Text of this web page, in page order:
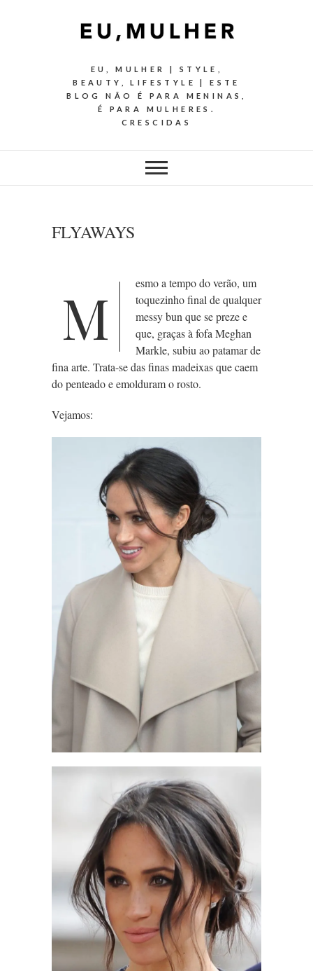
EU, MULHER | STYLE,
BEAUTY, LIFESTYLE | ESTE
BLOG NÃO É PARA MENINAS,
É PARA MULHERES.
CRESCIDAS
FLYAWAYS
M
esmo a tempo do verão, um
toquezinho final de qualquer
messy bun que se preze e
que, graças à fofa Meghan
Markle, subiu ao patamar de
fina arte. Trata-se das finas madeixas que caem
do penteado e emolduram o rosto.
Vejamos: